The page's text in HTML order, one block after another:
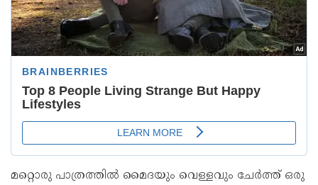
മറ്റൊരു പാത്രത്തിൽ മൈദയും വെള്ളവും ചേർത്ത് ഒരു